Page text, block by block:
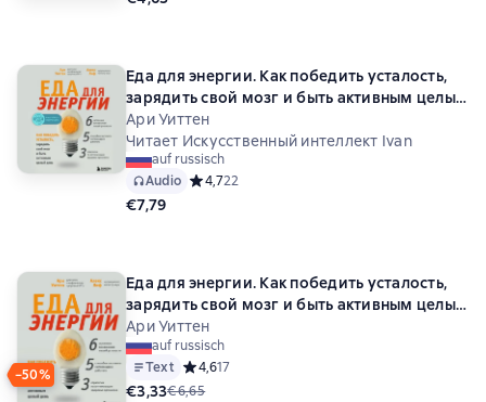
Еда для энергии. Как победить усталость,
зарядить свой мозг и быть активным целый
день
Ари Уиттен
Читает Искусственный интеллект Ivan
auf russisch
Audio Средний рейтинг 4,7 на основе 22 оценок
4,722
€7,79
−50%
Еда для энергии. Как победить усталость,
зарядить свой мозг и быть активным целый
день
Ари Уиттен
auf russisch
Text Средний рейтинг 4,6 на основе 17 оценок
4,617
€3,33€6,65